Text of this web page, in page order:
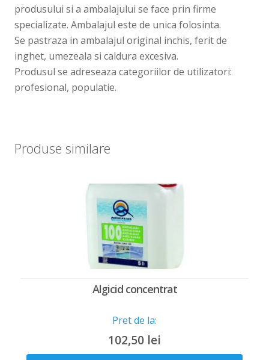
produsului si a ambalajului se face prin firme
specializate. Ambalajul este de unica folosinta.
Se pastraza in ambalajul original inchis, ferit de
inghet, umezeala si caldura excesiva.
Produsul se adreseaza categoriilor de utilizatori:
profesional, populatie.
Produse similare
Algicid concentrat
Pret de la:
102,50 lei